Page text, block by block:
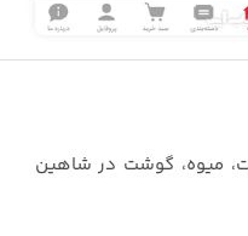
میوه، گوشت در شاهین